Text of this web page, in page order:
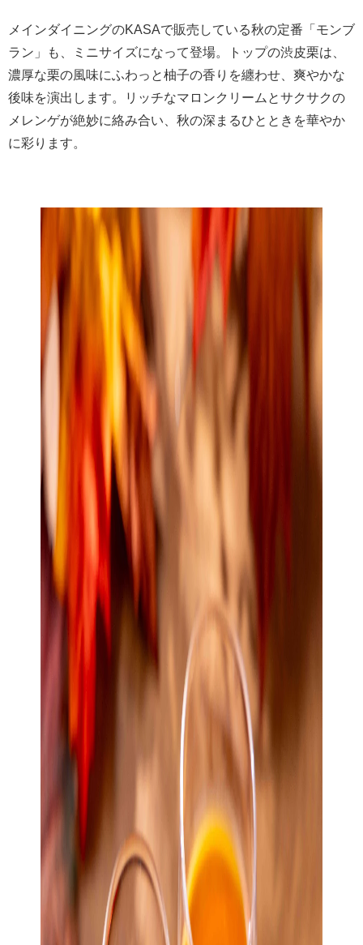
メインダイニングのKASAで販売している秋の定番「モンブ
ラン」も、ミニサイズになって登場。トップの渋皮栗は、
濃厚な栗の風味にふわっと柚子の香りを纏わせ、爽やかな
後味を演出します。リッチなマロンクリームとサクサクの
メレンゲが絶妙に絡み合い、秋の深まるひとときを華やか
に彩ります。